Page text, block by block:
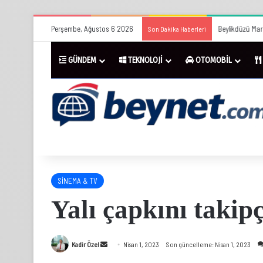
Perşembe, Ağustos 6 2026 Son Dakika Haberleri Beylikdüzü
GÜNDEM TEKNOLOJİ OTOMOBİL
SİNEMA & TV
Yalı çapkını
Kadir Özel
Bir
Nisan 1, 2023 Son güncelleme: Nisan 1, 2023